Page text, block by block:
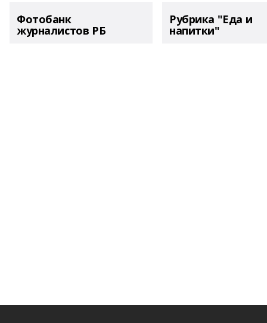
Фотобанк
журналистов РБ
Рубрика "Еда и
напитки"